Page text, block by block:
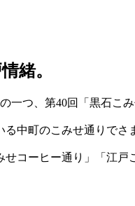
緒。
一つ、第40回「黒石こ
中町のこみせ通りでさ
コーヒー通り」「江